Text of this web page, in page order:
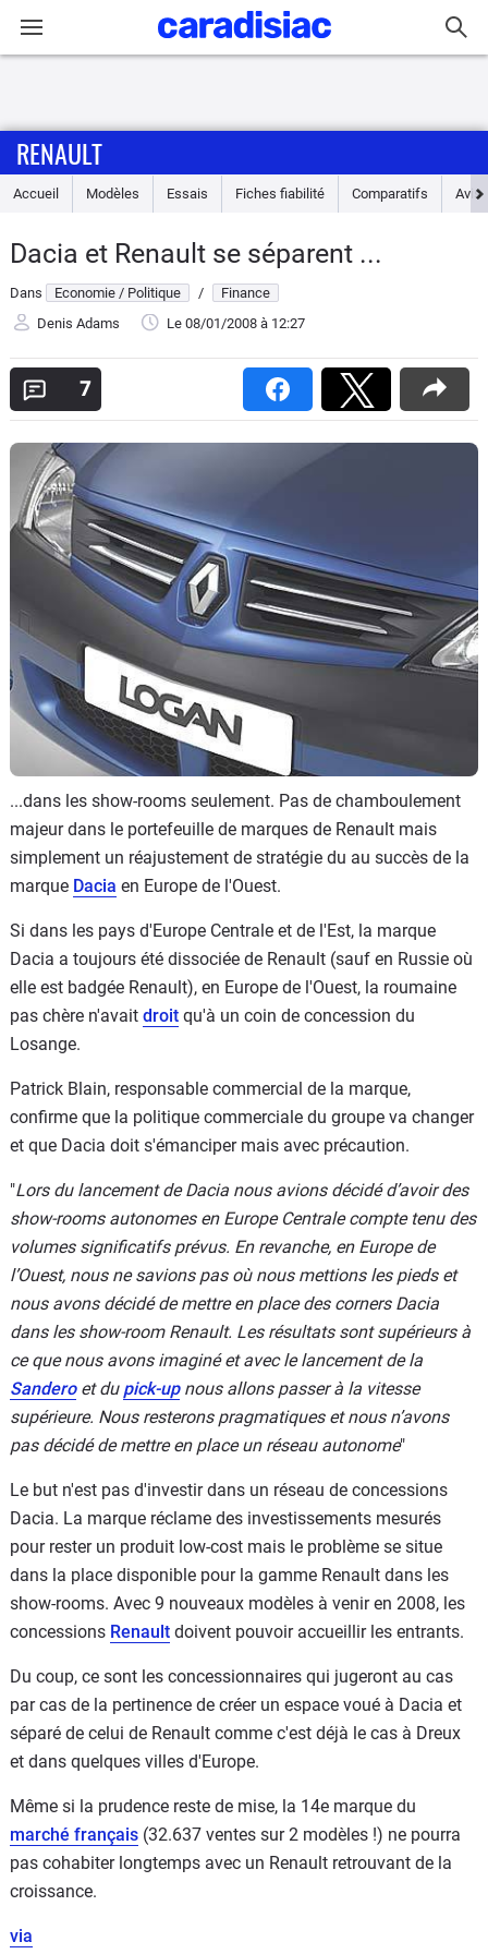
Accueil
Essais
Guide
Electriques
Utilitaires
Flottes
Auto
Forum
Moto
Marques
RENAULT
Accueil Modèles Essais Fiches fiabilité Comparatifs Avis
Dacia et Renault se séparent ...
Dans Economie / Politique /
Finance
Denis Adams
Le 08/01/2008 à 12:27
7
...dans les show-rooms seulement. Pas de chamboulement
majeur dans le portefeuille de marques de Renault mais
simplement un réajustement de stratégie du au succès de la
marque Dacia en Europe de l'Ouest.
Si dans les pays d'Europe Centrale et de l'Est, la marque
Dacia a toujours été dissociée de Renault (sauf en Russie où
elle est badgée Renault), en Europe de l'Ouest, la roumaine
pas chère n'avait droit qu'à un coin de concession du
Losange.
Patrick Blain, responsable commercial de la marque,
confirme que la politique commerciale du groupe va changer
et que Dacia doit s'émanciper mais avec précaution.
"Lors du lancement de Dacia nous avions décidé d’avoir des
show-rooms autonomes en Europe Centrale compte tenu des
volumes significatifs prévus. En revanche, en Europe de
l’Ouest, nous ne savions pas où nous mettions les pieds et
nous avons décidé de mettre en place des corners Dacia
dans les show-room Renault. Les résultats sont supérieurs à
ce que nous avons imaginé et avec le lancement de la
Sanderoet du pick-upnous allons passer à la vitesse
supérieure. Nous resterons pragmatiques et nous n’avons
pas décidé de mettre en place un réseau autonome"
Le but n'est pas d'investir dans un réseau de concessions
Dacia. La marque réclame des investissements mesurés
pour rester un produit low-cost mais le problème se situe
dans la place disponible pour la gamme Renault dans les
show-rooms. Avec 9 nouveaux modèles à venir en 2008, les
concessions Renault doivent pouvoir accueillir les entrants.
Du coup, ce sont les concessionnaires qui jugeront au cas
par cas de la pertinence de créer un espace voué à Dacia et
séparé de celui de Renault comme c'est déjà le cas à Dreux
et dans quelques villes d'Europe.
Même si la prudence reste de mise, la 14e marque du
marché français (32.637 ventes sur 2 modèles !) ne pourra
pas cohabiter longtemps avec un Renault retrouvant de la
croissance.
via